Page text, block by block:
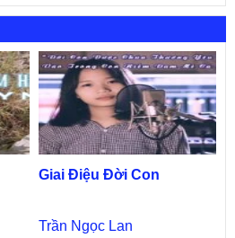
Giai Điệu Đời Con
Trần Ngọc Lan